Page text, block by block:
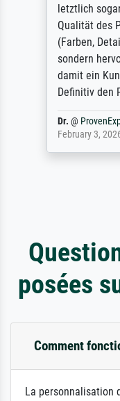
letztlich
Qualität des
(Farben,
sondern
damit ein
Definitiv den
Dr. @
February 3,
posées
Comment
La personnalisation